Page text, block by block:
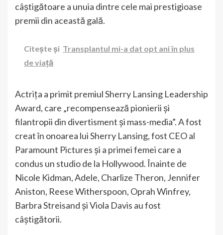
câștigătoare a unuia dintre cele mai prestigioase
premii din această gală.
Citește și Transplantul mi-a dat opt ani în plus
de viață
Actrița a primit premiul Sherry Lansing Leadership
Award, care „recompensează pionierii și
filantropii din divertisment și mass-media”. A fost
creat în onoarea lui Sherry Lansing, fost CEO al
Paramount Pictures și a primei femei care a
condus un studio de la Hollywood. Înainte de
Nicole Kidman, Adele, Charlize Theron, Jennifer
Aniston, Reese Witherspoon, Oprah Winfrey,
Barbra Streisand și Viola Davis au fost
câștigătorii.